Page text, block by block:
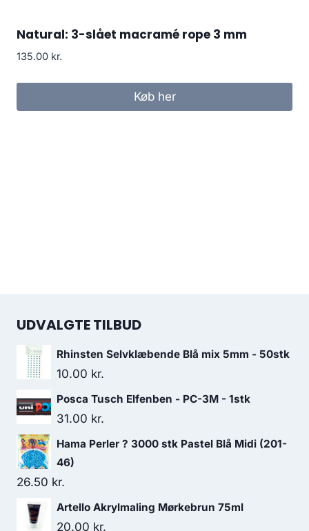
Natural: 3-slået macramé rope 3 mm
135.00 kr.
Køb her
UDVALGTE TILBUD
Rhinsten Selvklæbende Blå mix 5mm - 50stk
10.00 kr.
Posca Tusch Elfenben - PC-3M - 1stk
31.00 kr.
Hama Perler ? 3000 stk Pastel Blå Midi (201-
46)
26.50 kr.
Artello Akrylmaling Mørkebrun 75ml
20.00 kr.